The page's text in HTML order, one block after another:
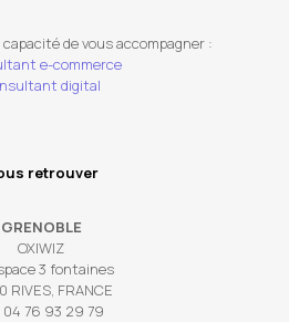
de vous accompagner :
e-commerce
digital
retrouver
GRENOBLE
OXIWIZ
3 fontaines
RIVES, FRANCE
04 76 93 29 79